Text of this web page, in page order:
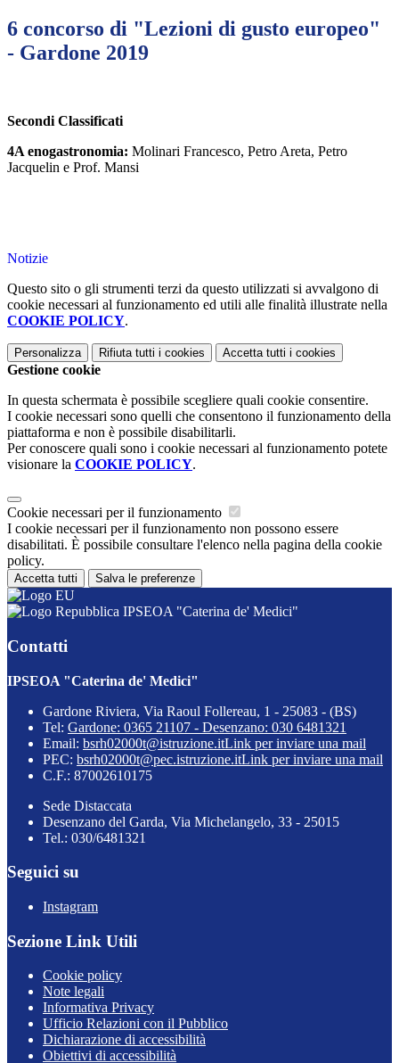
6 concorso di "Lezioni di gusto europeo"
- Gardone 2019
Secondi Classificati
4A enogastronomia: Molinari Francesco, Petro Areta, Petro
Jacquelin e Prof. Mansi
Notizie
Questo sito o gli strumenti terzi da questo utilizzati si avvalgono di
cookie necessari al funzionamento ed utili alle finalità illustrate nella
COOKIE POLICY.
Personalizza Rifiuta tutti i cookies Accetta tutti i cookies
Gestione cookie
In questa schermata è possibile scegliere quali cookie consentire.
I cookie necessari sono quelli che consentono il funzionamento della
piattaforma e non è possibile disabilitarli.
Per conoscere quali sono i cookie necessari al funzionamento potete
visionare la COOKIE POLICY.
Cookie necessari per il funzionamento
I cookie necessari per il funzionamento non possono essere
disabilitati. È possibile consultare l'elenco nella pagina della cookie
policy.
Accetta tutti Salva le preferenze
IPSEOA "Caterina de' Medici"
Contatti
IPSEOA "Caterina de' Medici"
Gardone Riviera, Via Raoul Follereau, 1 - 25083 - (BS)
Tel: Gardone: 0365 21107 - Desenzano: 030 6481321
Email: bsrh02000t@istruzione.itLink per inviare una mail
PEC: bsrh02000t@pec.istruzione.itLink per inviare una mail
C.F.: 87002610175
Sede Distaccata
Desenzano del Garda, Via Michelangelo, 33 - 25015
Tel.: 030/6481321
Seguici su
Instagram
Sezione Link Utili
Cookie policy
Note legali
Informativa Privacy
Ufficio Relazioni con il Pubblico
Dichiarazione di accessibilità
Obiettivi di accessibilità